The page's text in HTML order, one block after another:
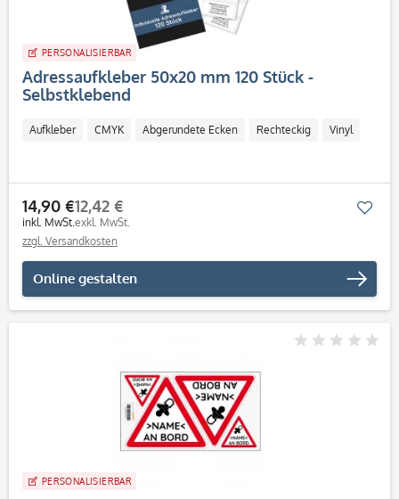
PERSONALISIERBAR
Adressaufkleber 50x20 mm 120 Stück -
Selbstklebend
Aufkleber CMYK Abgerundete Ecken Rechteckig Vinyl
14,90 €
inkl. MwSt.
12,42 €
exkl. MwSt.
zzgl. Versandkosten
Online gestalten
PERSONALISIERBAR